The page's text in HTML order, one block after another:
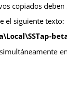
copiados
el siguiente texto: